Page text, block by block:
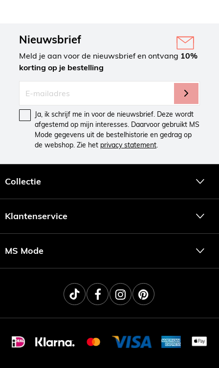
Nieuwsbrief
Meld je aan voor de nieuwsbrief en ontvang 10%
korting op je bestelling
Ja, ik schrijf me in voor de nieuwsbrief. Deze wordt
afgestemd op mijn interesses. Daarvoor gebruikt MS
Mode gegevens uit de bestelhistorie en gedrag op
de webshop. Zie het privacy statement.
Collectie
Klantenservice
MS Mode